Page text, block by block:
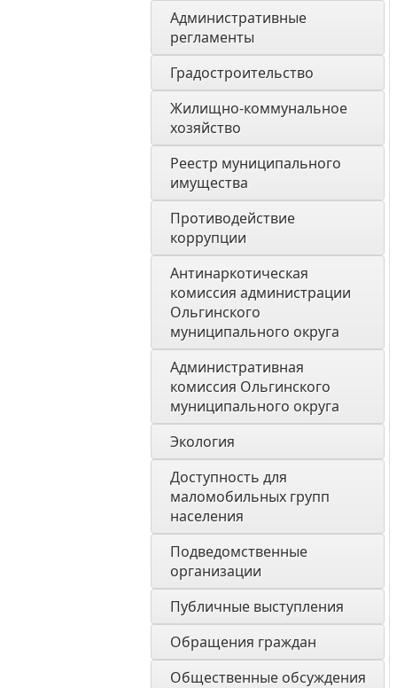
Административные
регламенты
Градостроительство
Жилищно-коммунальное
хозяйство
Реестр муниципального
имущества
Противодействие
коррупции
Антинаркотическая
комиссия администрации
Ольгинского
муниципального округа
Административная
комиссия Ольгинского
муниципального округа
Экология
Доступность для
маломобильных групп
населения
Подведомственные
организации
Публичные выступления
Обращения граждан
Общественные обсуждения